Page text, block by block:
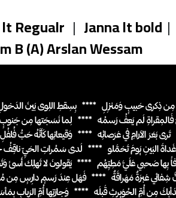
Regualr | Janna lt bold |
B (A) Arslan Wessam